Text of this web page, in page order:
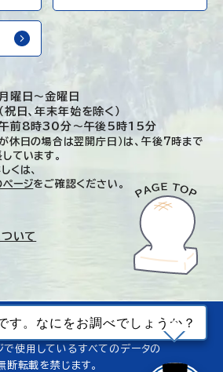
月曜日～金曜日
（祝日、年末年始を除く）
前8時30分～午後5時15分
休日の場合は翌開庁日）は、午後7時まで
ています。
くは、
ージをご確認ください。
いて
city. All rights reserved.
で使用しているすべてのデータの
断転載を禁じます。